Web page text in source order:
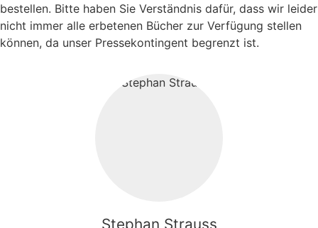
bestellen. Bitte haben Sie Verständnis dafür, dass wir leider
nicht immer alle erbetenen Bücher zur Verfügung stellen
können, da unser Pressekontingent begrenzt ist.
Stephan Strauss